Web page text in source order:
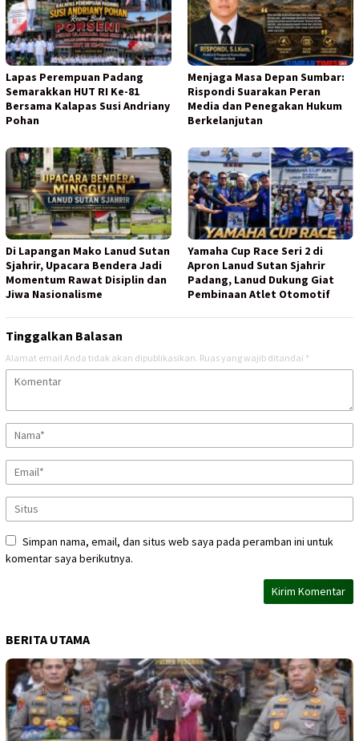
Lapas Perempuan Padang
Semarakkan HUT RI Ke-81
Bersama Kalapas Susi Andriany
Pohan
Menjaga Masa Depan Sumbar:
Rispondi Suarakan Peran
Media dan Penegakan Hukum
Berkelanjutan
Di Lapangan Mako Lanud Sutan
Sjahrir, Upacara Bendera Jadi
Momentum Rawat Disiplin dan
Jiwa Nasionalisme
Yamaha Cup Race Seri 2 di
Apron Lanud Sutan Sjahrir
Padang, Lanud Dukung Giat
Pembinaan Atlet Otomotif
Tinggalkan Balasan
Alamat email Anda tidak akan dipublikasikan. Ruas yang wajib ditandai *
Simpan nama, email, dan situs web saya pada peramban ini untuk
komentar saya berikutnya.
BERITA UTAMA